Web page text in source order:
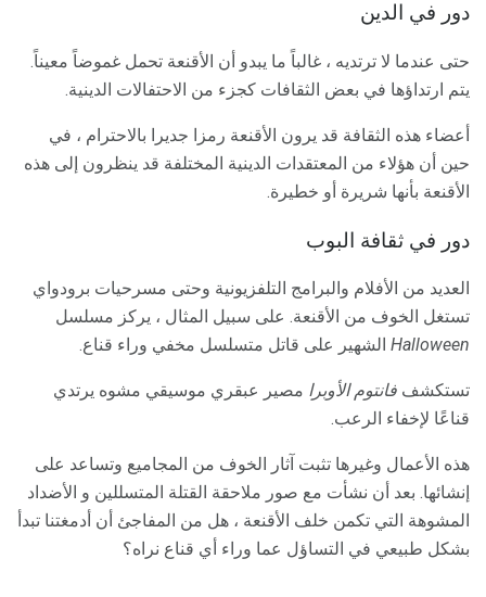
دور في الدين
حتى عندما لا ترتديه ، غالباً ما يبدو أن الأقنعة تحمل غموضاً معيناً.
يتم ارتداؤها في بعض الثقافات كجزء من الاحتفالات الدينية.
أعضاء هذه الثقافة قد يرون الأقنعة رمزا جديرا بالاحترام ، في
حين أن هؤلاء من المعتقدات الدينية المختلفة قد ينظرون إلى هذه
الأقنعة بأنها شريرة أو خطيرة.
دور في ثقافة البوب
العديد من الأفلام والبرامج التلفزيونية وحتى مسرحيات برودواي
تستغل الخوف من الأقنعة. على سبيل المثال ، يركز مسلسل
Halloween الشهير على قاتل متسلسل مخفي وراء قناع.
تستكشف فانتوم الأوبرا مصير عبقري موسيقي مشوه يرتدي
قناعًا لإخفاء الرعب.
هذه الأعمال وغيرها تثبت آثار الخوف من المجاميع وتساعد على
إنشائها. بعد أن نشأت مع صور ملاحقة القتلة المتسللين و الأضداد
المشوهة التي تكمن خلف الأقنعة ، هل من المفاجئ أن أدمغتنا تبدأ
بشكل طبيعي في التساؤل عما وراء أي قناع نراه؟